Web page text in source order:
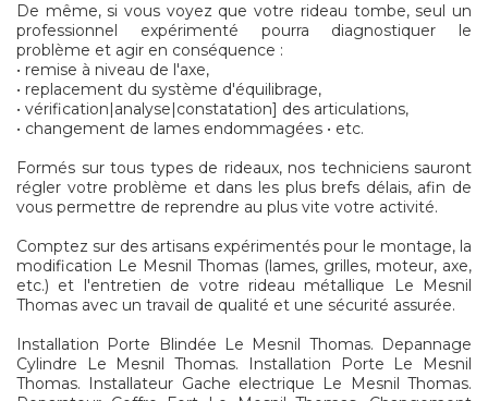
De même, si vous voyez que votre rideau tombe, seul un
professionnel expérimenté pourra diagnostiquer le
problème et agir en conséquence :
• remise à niveau de l'axe,
• replacement du système d'équilibrage,
• vérification|analyse|constatation] des articulations,
• changement de lames endommagées • etc.
Formés sur tous types de rideaux, nos techniciens sauront
régler votre problème et dans les plus brefs délais, afin de
vous permettre de reprendre au plus vite votre activité.
Comptez sur des artisans expérimentés pour le montage, la
modification Le Mesnil Thomas (lames, grilles, moteur, axe,
etc.) et l'entretien de votre rideau métallique Le Mesnil
Thomas avec un travail de qualité et une sécurité assurée.
Installation Porte Blindée Le Mesnil Thomas. Depannage
Cylindre Le Mesnil Thomas. Installation Porte Le Mesnil
Thomas. Installateur Gache electrique Le Mesnil Thomas.